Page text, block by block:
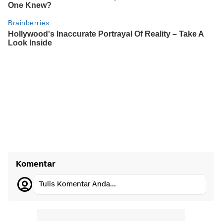
Komentar
Tulis Komentar Anda...